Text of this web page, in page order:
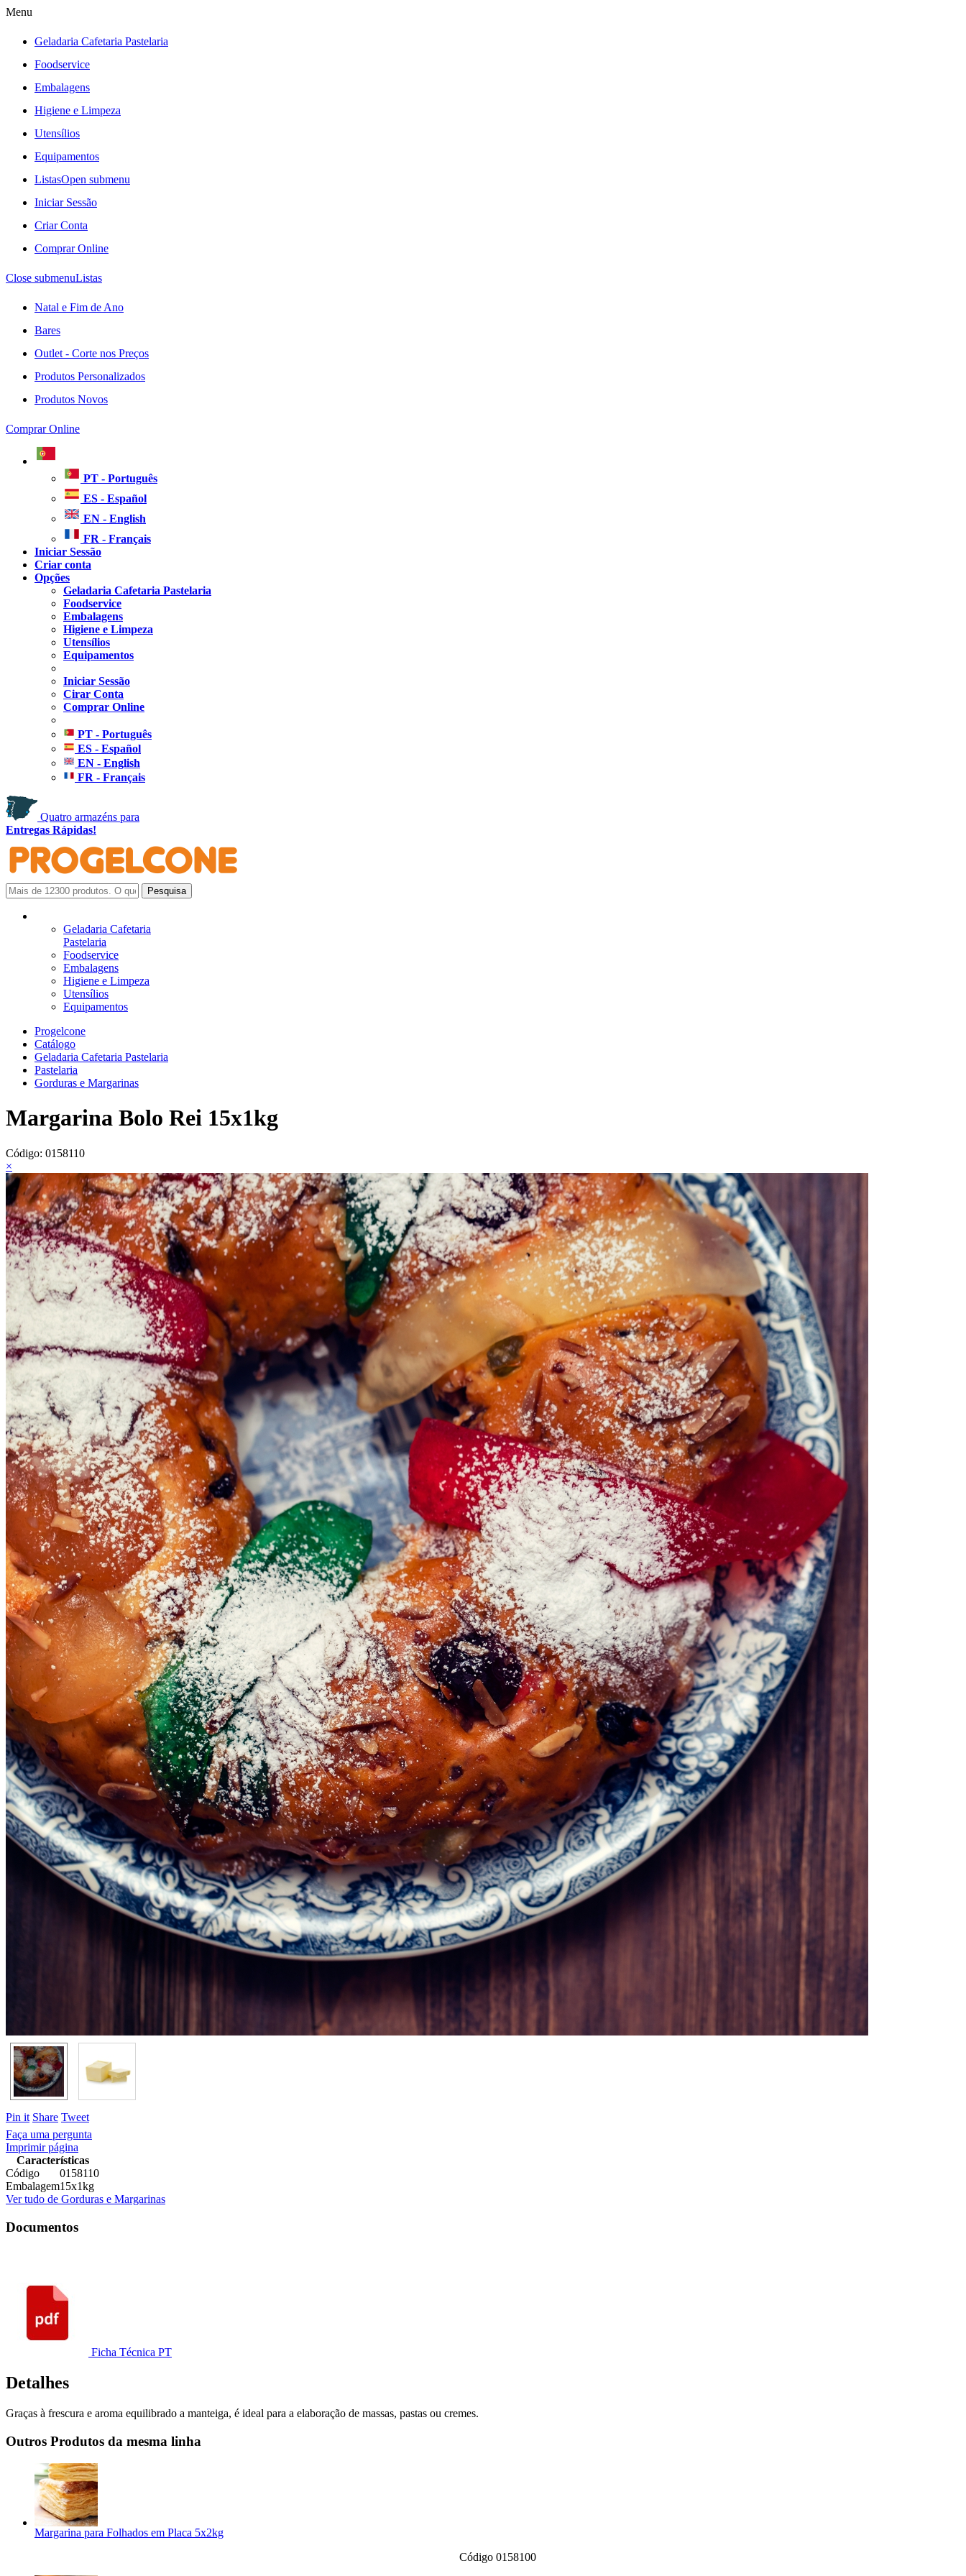
Menu
Geladaria Cafetaria Pastelaria
Foodservice
Embalagens
Higiene e Limpeza
Utensílios
Equipamentos
ListasOpen submenu
Iniciar Sessão
Criar Conta
Comprar Online
Close submenuListas
Natal e Fim de Ano
Bares
Outlet - Corte nos Preços
Produtos Personalizados
Produtos Novos
Comprar Online
PT - Português
ES - Español
EN - English
FR - Français
Iniciar Sessão
Criar conta
Opções
Geladaria Cafetaria Pastelaria
Foodservice
Embalagens
Higiene e Limpeza
Utensílios
Equipamentos
Iniciar Sessão
Cirar Conta
Comprar Online
PT - Português
ES - Español
EN - English
FR - Français
Quatro armazéns para
Entregas Rápidas!
Geladaria Cafetaria
Pastelaria
Foodservice
Embalagens
Higiene e Limpeza
Utensílios
Equipamentos
Progelcone
Catálogo
Geladaria Cafetaria Pastelaria
Pastelaria
Gorduras e Margarinas
Margarina Bolo Rei 15x1kg
Código: 0158110
×
Pin it Share Tweet
Faça uma pergunta
Imprimir página
Características
Código
0158110
Embalagem15x1kg
Ver tudo de Gorduras e Margarinas
Documentos
Ficha Técnica PT
Detalhes
Graças à frescura e aroma equilibrado a manteiga, é ideal para a elaboração de massas, pastas ou cremes.
Outros Produtos da mesma linha
Margarina para Folhados em Placa 5x2kg
Código 0158100